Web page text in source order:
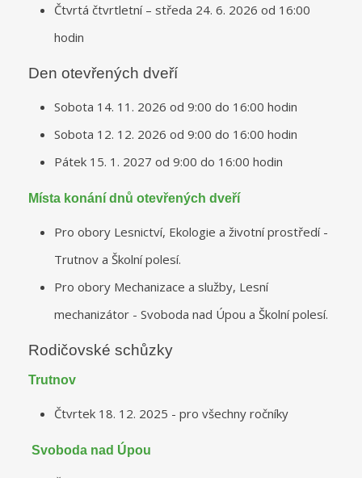
Čtvrtá čtvrtletní – středa 24. 6. 2026 od 16:00
hodin
Den otevřených dveří
Sobota 14. 11. 2026 od 9:00 do 16:00 hodin
Sobota 12. 12. 2026 od 9:00 do 16:00 hodin
Pátek 15. 1. 2027 od 9:00 do 16:00 hodin
Místa konání dnů otevřených dveří
Pro obory Lesnictví, Ekologie a životní prostředí -
Trutnov a Školní polesí.
Pro obory Mechanizace a služby, Lesní
mechanizátor - Svoboda nad Úpou a Školní polesí.
Rodičovské schůzky
Trutnov
Čtvrtek 18. 12. 2025 - pro všechny ročníky
Svoboda nad Úpou